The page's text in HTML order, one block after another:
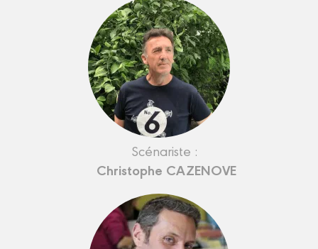
Scénariste :
Christophe CAZENOVE